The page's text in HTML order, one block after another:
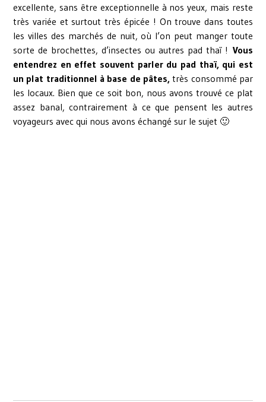
excellente, sans être exceptionnelle à nos yeux, mais reste
très variée et surtout très épicée ! On trouve dans toutes
les villes des marchés de nuit, où l’on peut manger toute
sorte de brochettes, d’insectes ou autres pad thaï ! Vous
entendrez en effet souvent parler du pad thaï, qui est
un plat traditionnel à base de pâtes, très consommé par
les locaux. Bien que ce soit bon, nous avons trouvé ce plat
assez banal, contrairement à ce que pensent les autres
voyageurs avec qui nous avons échangé sur le sujet 🙂